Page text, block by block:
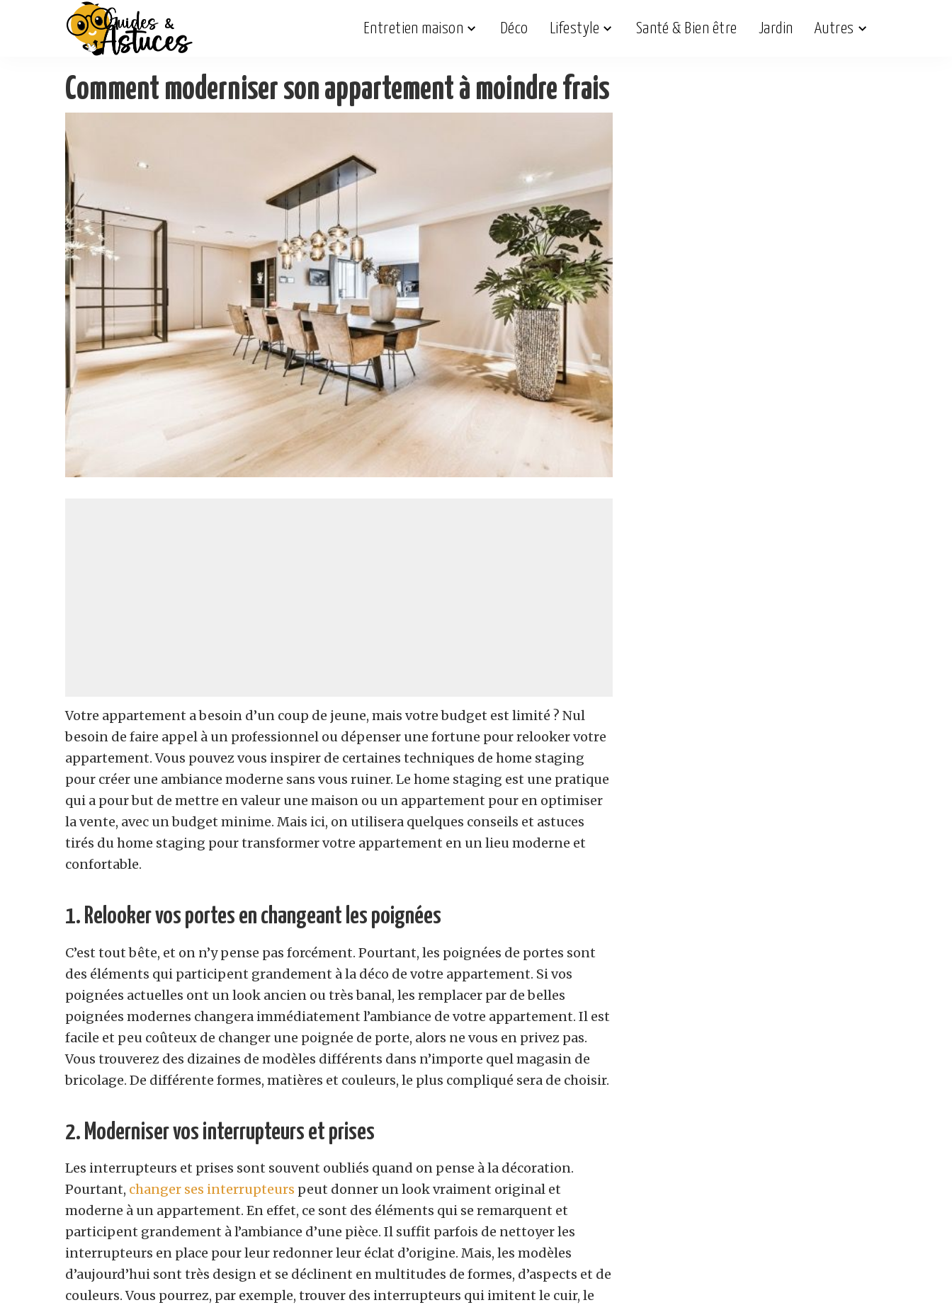
Entretien maison Déco Lifestyle Santé & Bien être Jardin Autres
Comment moderniser son appartement à moindre frais
Votre appartement a besoin d’un coup de jeune, mais votre budget est limité ? Nul
besoin de faire appel à un professionnel ou dépenser une fortune pour relooker votre
appartement. Vous pouvez vous inspirer de certaines techniques de home staging
pour créer une ambiance moderne sans vous ruiner. Le home staging est une pratique
qui a pour but de mettre en valeur une maison ou un appartement pour en optimiser
la vente, avec un budget minime. Mais ici, on utilisera quelques conseils et astuces
tirés du home staging pour transformer votre appartement en un lieu moderne et
confortable.
1. Relooker vos portes en changeant les poignées
C’est tout bête, et on n’y pense pas forcément. Pourtant, les poignées de portes sont
des éléments qui participent grandement à la déco de votre appartement. Si vos
poignées actuelles ont un look ancien ou très banal, les remplacer par de belles
poignées modernes changera immédiatement l’ambiance de votre appartement. Il est
facile et peu coûteux de changer une poignée de porte, alors ne vous en privez pas.
Vous trouverez des dizaines de modèles différents dans n’importe quel magasin de
bricolage. De différente formes, matières et couleurs, le plus compliqué sera de choisir.
2. Moderniser vos interrupteurs et prises
Les interrupteurs et prises sont souvent oubliés quand on pense à la décoration.
Pourtant, changer ses interrupteurs peut donner un look vraiment original et
moderne à un appartement. En effet, ce sont des éléments qui se remarquent et
participent grandement à l’ambiance d’une pièce. Il suffit parfois de nettoyer les
interrupteurs en place pour leur redonner leur éclat d’origine. Mais, les modèles
d’aujourd’hui sont très design et se déclinent en multitudes de formes, d’aspects et de
couleurs. Vous pourrez, par exemple, trouver des interrupteurs qui imitent le cuir, le